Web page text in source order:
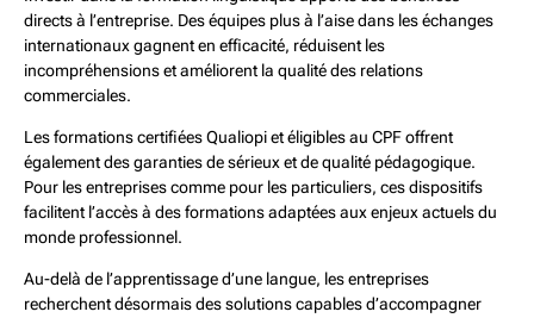
directs à l’entreprise. Des équipes plus à l’aise dans les échanges
internationaux gagnent en efficacité, réduisent les
incompréhensions et améliorent la qualité des relations
commerciales.
Les formations certifiées Qualiopi et éligibles au CPF offrent
également des garanties de sérieux et de qualité pédagogique.
Pour les entreprises comme pour les particuliers, ces dispositifs
facilitent l’accès à des formations adaptées aux enjeux actuels du
monde professionnel.
Au-delà de l’apprentissage d’une langue, les entreprises
recherchent désormais des solutions capables d’accompagner